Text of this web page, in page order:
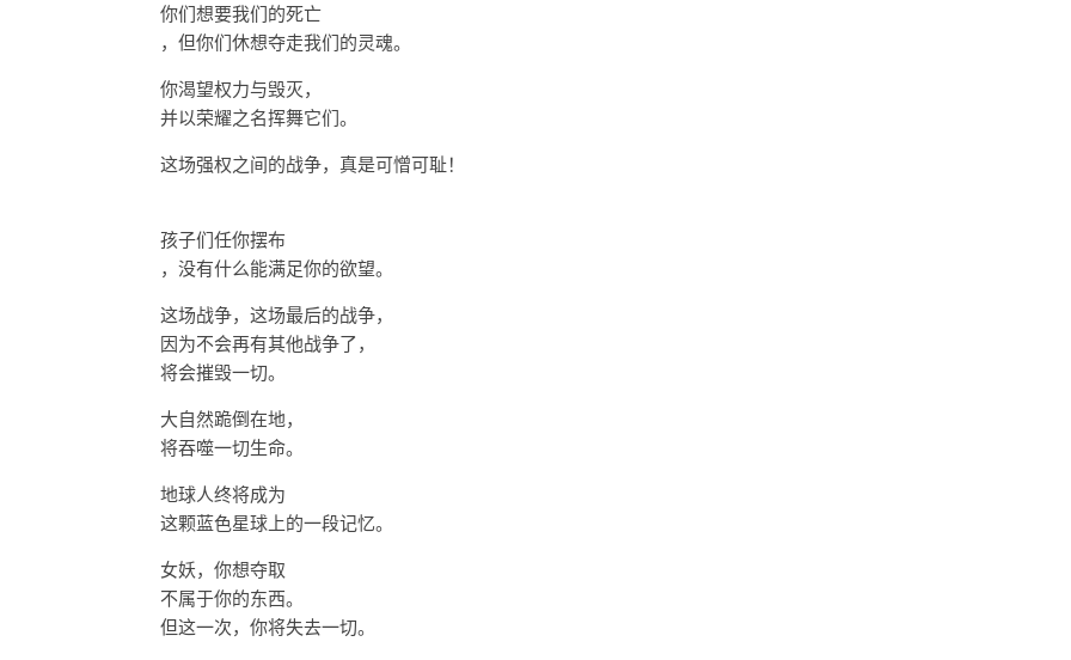
你们想要我们的死亡
，但你们休想夺走我们的灵魂。
你渴望权力与毁灭，
并以荣耀之名挥舞它们。
这场强权之间的战争，真是可憎可耻！
孩子们任你摆布
，没有什么能满足你的欲望。
这场战争，这场最后的战争，
因为不会再有其他战争了，
将会摧毁一切。
大自然跪倒在地，
将吞噬一切生命。
地球人终将成为
这颗蓝色星球上的一段记忆。
女妖，你想夺取
不属于你的东西。
但这一次，你将失去一切。